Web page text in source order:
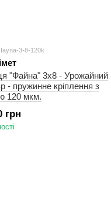
3-8-120k
"Файна" 3х8 - Урожайний
- пружинне кріплення з
120 мкм.
грн